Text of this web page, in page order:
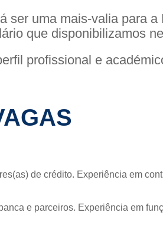
ser uma mais-valia para
que disponibilizamos
profissional e
de crédito. Experiência em
e parceiros. Experiência em